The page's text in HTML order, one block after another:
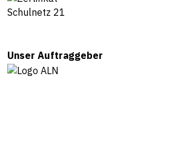
Unser Auftraggeber